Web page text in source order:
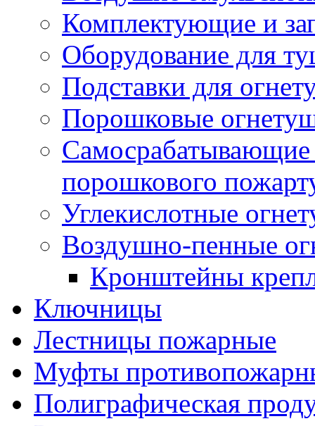
Комплектующие и
Оборудование для
Подставки для
Порошковые
порошкового
Углекислотные
Воздушно-пенные
Кронштейны
Ключницы
Лестницы пожарные
Муфты
Полиграфическая